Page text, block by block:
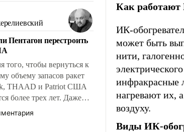
помогать
вперед и
Пентагон перестроить
того, чтобы вернуться к
объему запасов ракет
THAAD и Patriot США
более трех лет. Даже
война с Ираном
американские
Как работают
ИК-
может быть
нити,
инфракрасные
нагревают их,
воздуху.
Виды ИК-